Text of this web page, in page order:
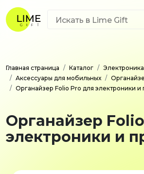
Главная страница Каталог
Аксессуары для мобильных
Органайзер Folio Pro для электроники и
Органайзер
электроники и